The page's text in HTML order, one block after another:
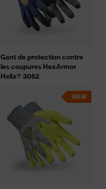
Gant de protection contre
les coupures HexArmor
Helix® 3052
NEW